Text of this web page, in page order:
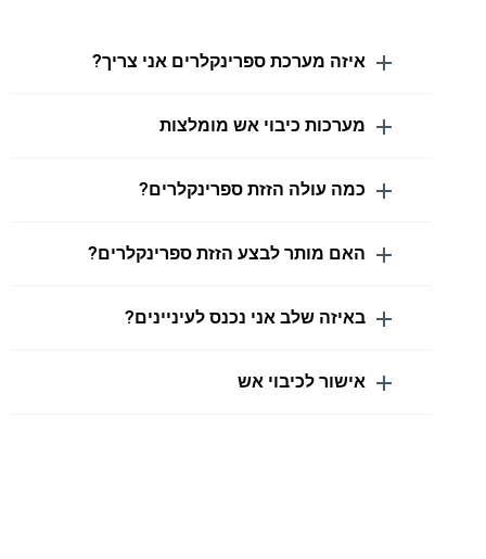
איזה מערכת ספרינקלרים אני צריך?
מערכות כיבוי אש מומלצות
כמה עולה הזזת ספרינקלרים?
האם מותר לבצע הזזת ספרינקלרים?
באיזה שלב אני נכנס לעיניינים?
אישור לכיבוי אש